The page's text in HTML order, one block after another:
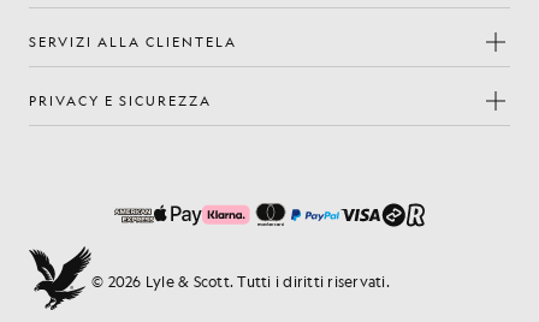
SERVIZI ALLA CLIENTELA
PRIVACY E SICUREZZA
© 2026 Lyle & Scott. Tutti i diritti riservati.